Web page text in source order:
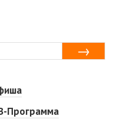
Программа